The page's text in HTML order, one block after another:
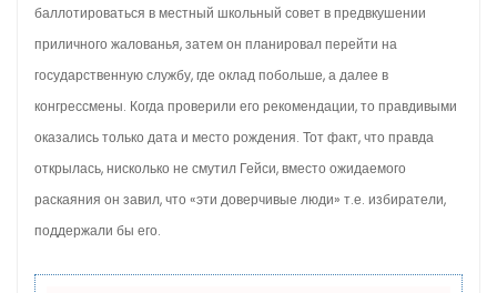
баллотироваться в местный школьный совет в предвкушении
приличного жалованья, затем он планировал перейти на
государственную службу, где оклад побольше, а далее в
конгрессмены. Когда проверили его рекомендации, то правдивыми
оказались только дата и место рождения. Тот факт, что правда
открылась, нисколько не смутил Гейси, вместо ожидаемого
раскаяния он завил, что «эти доверчивые люди» т.е. избиратели,
поддержали бы его.